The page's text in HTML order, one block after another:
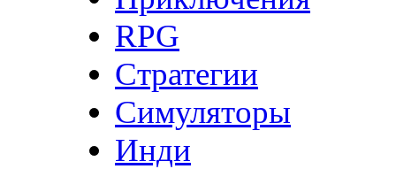
RPG
Стратегии
Симуляторы
Инди